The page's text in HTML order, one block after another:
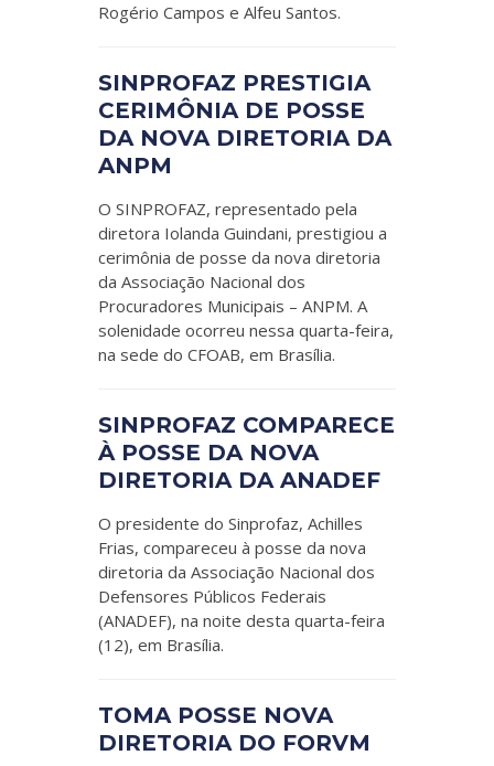
Rogério Campos e Alfeu Santos.
SINPROFAZ PRESTIGIA
CERIMÔNIA DE POSSE
DA NOVA DIRETORIA DA
ANPM
O SINPROFAZ, representado pela
diretora Iolanda Guindani, prestigiou a
cerimônia de posse da nova diretoria
da Associação Nacional dos
Procuradores Municipais – ANPM. A
solenidade ocorreu nessa quarta-feira,
na sede do CFOAB, em Brasília.
SINPROFAZ COMPARECE
À POSSE DA NOVA
DIRETORIA DA ANADEF
O presidente do Sinprofaz, Achilles
Frias, compareceu à posse da nova
diretoria da Associação Nacional dos
Defensores Públicos Federais
(ANADEF), na noite desta quarta-feira
(12), em Brasília.
TOMA POSSE NOVA
DIRETORIA DO FORVM